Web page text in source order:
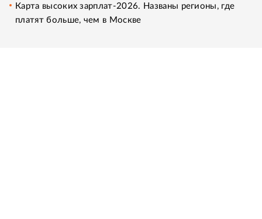
Карта высоких зарплат-2026. Названы регионы, где
платят больше, чем в Москве